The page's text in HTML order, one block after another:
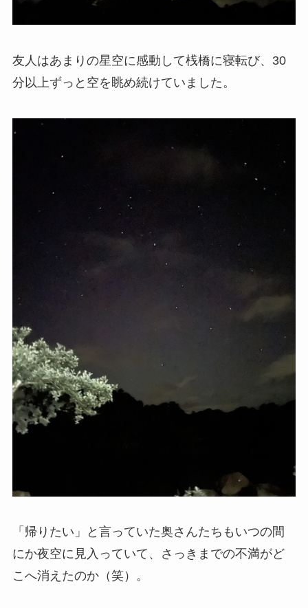
友人はあまりの星空に感動して桟橋に寝転び、30
分以上ずっと空を眺め続けていました。
「帰りたい」と言っていた奥さんたちもいつの間
にか夜空に見入っていて、さっきまでの不満がど
こへ消えたのか（笑）。